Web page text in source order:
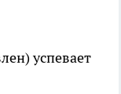
успевает